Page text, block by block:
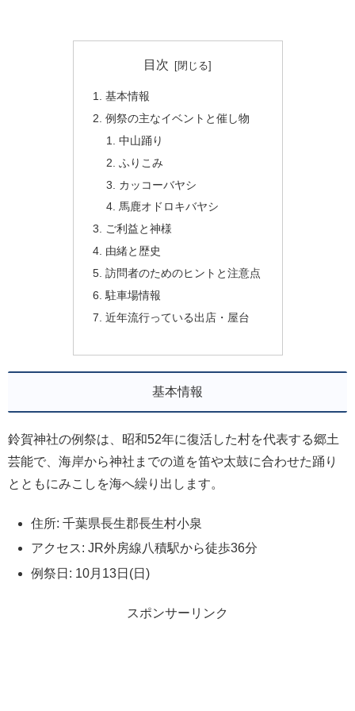
目次
基本情報
例祭の主なイベントと催し物
中山踊り
ふりこみ
カッコーバヤシ
馬鹿オドロキバヤシ
ご利益と神様
由緒と歴史
訪問者のためのヒントと注意点
駐車場情報
近年流行っている出店・屋台
基本情報
鈴賀神社の例祭は、昭和52年に復活した村を代表する郷土
芸能で、海岸から神社までの道を笛や太鼓に合わせた踊り
とともにみこしを海へ繰り出します。
住所: 千葉県長生郡長生村小泉
アクセス: JR外房線八積駅から徒歩36分
例祭日: 10月13日(日)
スポンサーリンク